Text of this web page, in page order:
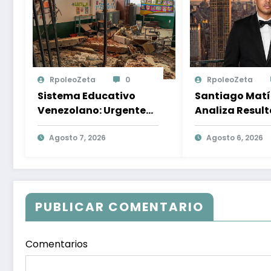
RpoleoZeta 0
Sistema Educativo
Venezolano: Urgente
Necesidad de
Preparación Ante
Agosto 7, 2026
RpoleoZeta
Santiago
Analiza
Encuesta
Internacional
República
Tendencias y
Opiniones de
Ciudadanos
Agosto 6, 2026
PUBLICAR COMENTARIO
Comentarios